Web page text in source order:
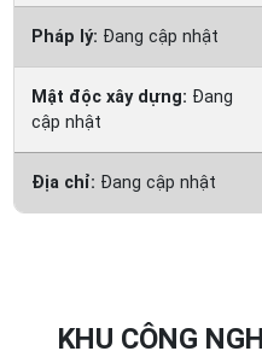
Pháp lý: Đang cập nhật
Mật độc xây dựng: Đang
cập nhật
Địa chỉ: Đang cập nhật
KHU CÔNG